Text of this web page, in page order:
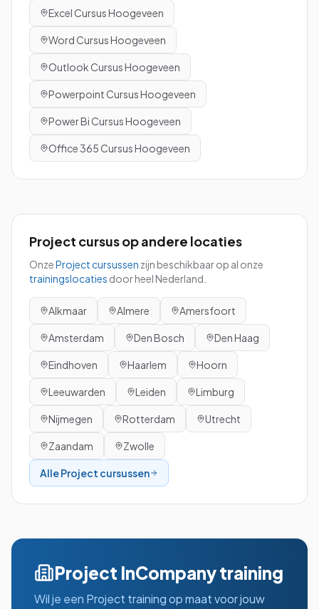
ExcelCursusHoogeveen
WordCursusHoogeveen
OutlookCursusHoogeveen
PowerpointCursusHoogeveen
Power BiCursusHoogeveen
Office 365CursusHoogeveen
Project cursusop andere locaties
OnzeProjectcursussen zijn beschikbaar op al onze
trainingslocaties door heel Nederland.
Alkmaar Almere Amersfoort
Amsterdam Den Bosch Den Haag
Eindhoven Haarlem Hoorn
Leeuwarden Leiden Limburg
Nijmegen Rotterdam Utrecht
Zaandam Zwolle
AlleProject cursussen
Project InCompany training
Wil je een Project training op maat voor jouw